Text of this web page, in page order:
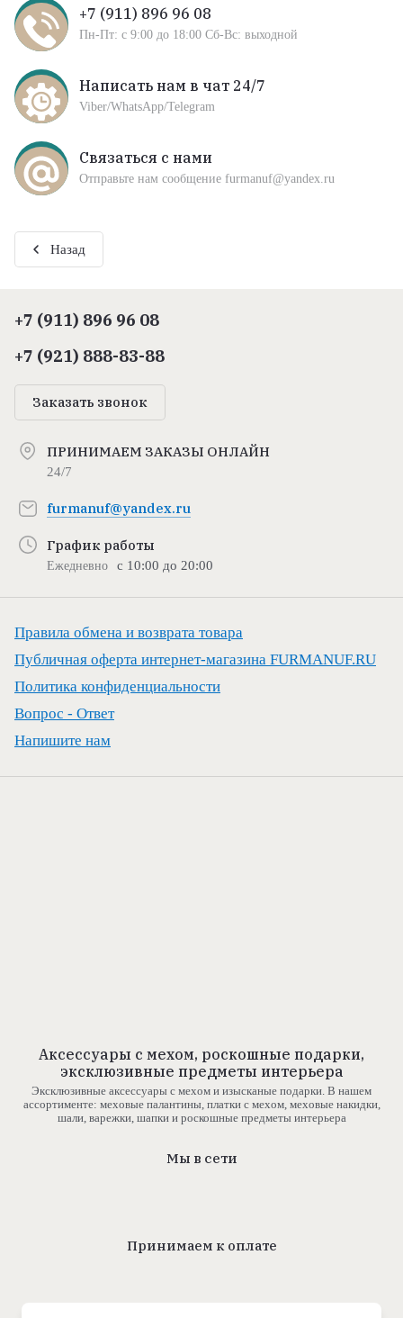
+7 (911) 896 96 08
Пн-Пт: с 9:00 до 18:00 Сб-Вс: выходной
Написать нам в чат 24/7
Viber/WhatsApp/Telegram
Связаться с нами
Отправьте нам сообщение furmanuf@yandex.ru
Назад
+7 (911) 896 96 08
+7 (921) 888-83-88
Заказать звонок
ПРИНИМАЕМ ЗАКАЗЫ ОНЛАЙН
24/7
furmanuf@yandex.ru
График работы
Ежедневно с 10:00 до 20:00
Правила обмена и возврата товара
Публичная оферта интернет-магазина FURMANUF.RU
Политика конфиденциальности
Вопрос - Ответ
Напишите нам
Аксессуары с мехом, роскошные подарки,
эксклюзивные предметы интерьера
Эксклюзивные аксессуары с мехом и изысканые подарки. В нашем
ассортименте: меховые палантины, платки с мехом, меховые накидки,
шали, варежки, шапки и роскошные предметы интерьера
Мы в сети
Принимаем к оплате